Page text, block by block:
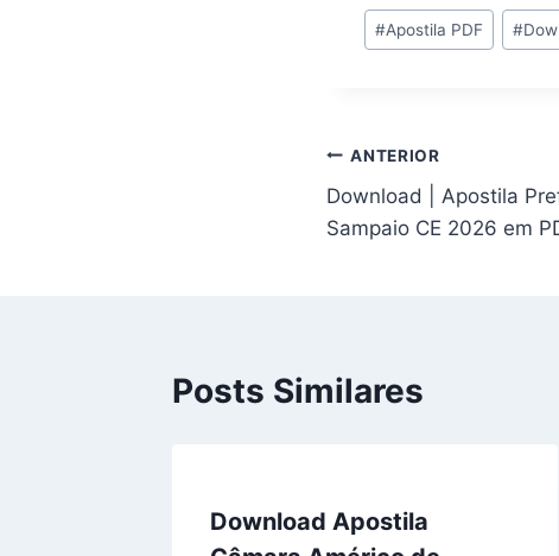
Tags
do
#Apostila PDF #
Navegação
de
ANTERIOR
Download | Apostila
Sampaio CE 2026 em
Posts Similares
Download Apostila